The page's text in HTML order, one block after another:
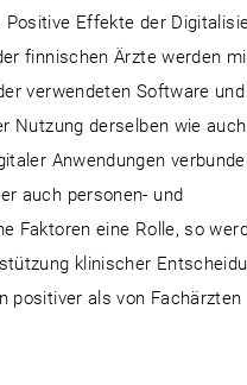
Positive Effekte der
finnischen Ärzte werden
verwendeten Software
Nutzung derselben wie
Anwendungen
auch personen- und
Faktoren eine Rolle, so
klinischer
positiver als von Fachärzten